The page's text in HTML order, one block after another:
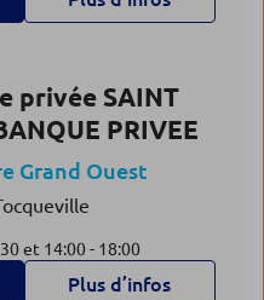
privée SAINT
PRIVEE
Grand Ouest
et 14:00 - 18:00
Plus d’infos